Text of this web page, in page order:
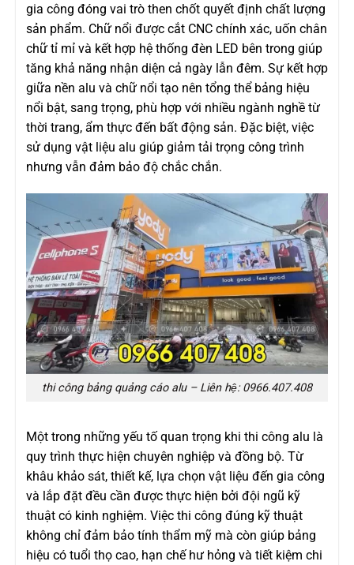
gia công đóng vai trò then chốt quyết định chất lượng
sản phẩm. Chữ nổi được cắt CNC chính xác, uốn chân
chữ tỉ mỉ và kết hợp hệ thống đèn LED bên trong giúp
tăng khả năng nhận diện cả ngày lẫn đêm. Sự kết hợp
giữa nền alu và chữ nổi tạo nên tổng thể bảng hiệu
nổi bật, sang trọng, phù hợp với nhiều ngành nghề từ
thời trang, ẩm thực đến bất động sản. Đặc biệt, việc
sử dụng vật liệu alu giúp giảm tải trọng công trình
nhưng vẫn đảm bảo độ chắc chắn.
thi công bảng quảng cáo alu – Liên hệ: 0966.407.408
Một trong những yếu tố quan trọng khi thi công alu là
quy trình thực hiện chuyên nghiệp và đồng bộ. Từ
khâu khảo sát, thiết kế, lựa chọn vật liệu đến gia công
và lắp đặt đều cần được thực hiện bởi đội ngũ kỹ
thuật có kinh nghiệm. Việc thi công đúng kỹ thuật
không chỉ đảm bảo tính thẩm mỹ mà còn giúp bảng
hiệu có tuổi thọ cao, hạn chế hư hỏng và tiết kiệm chi